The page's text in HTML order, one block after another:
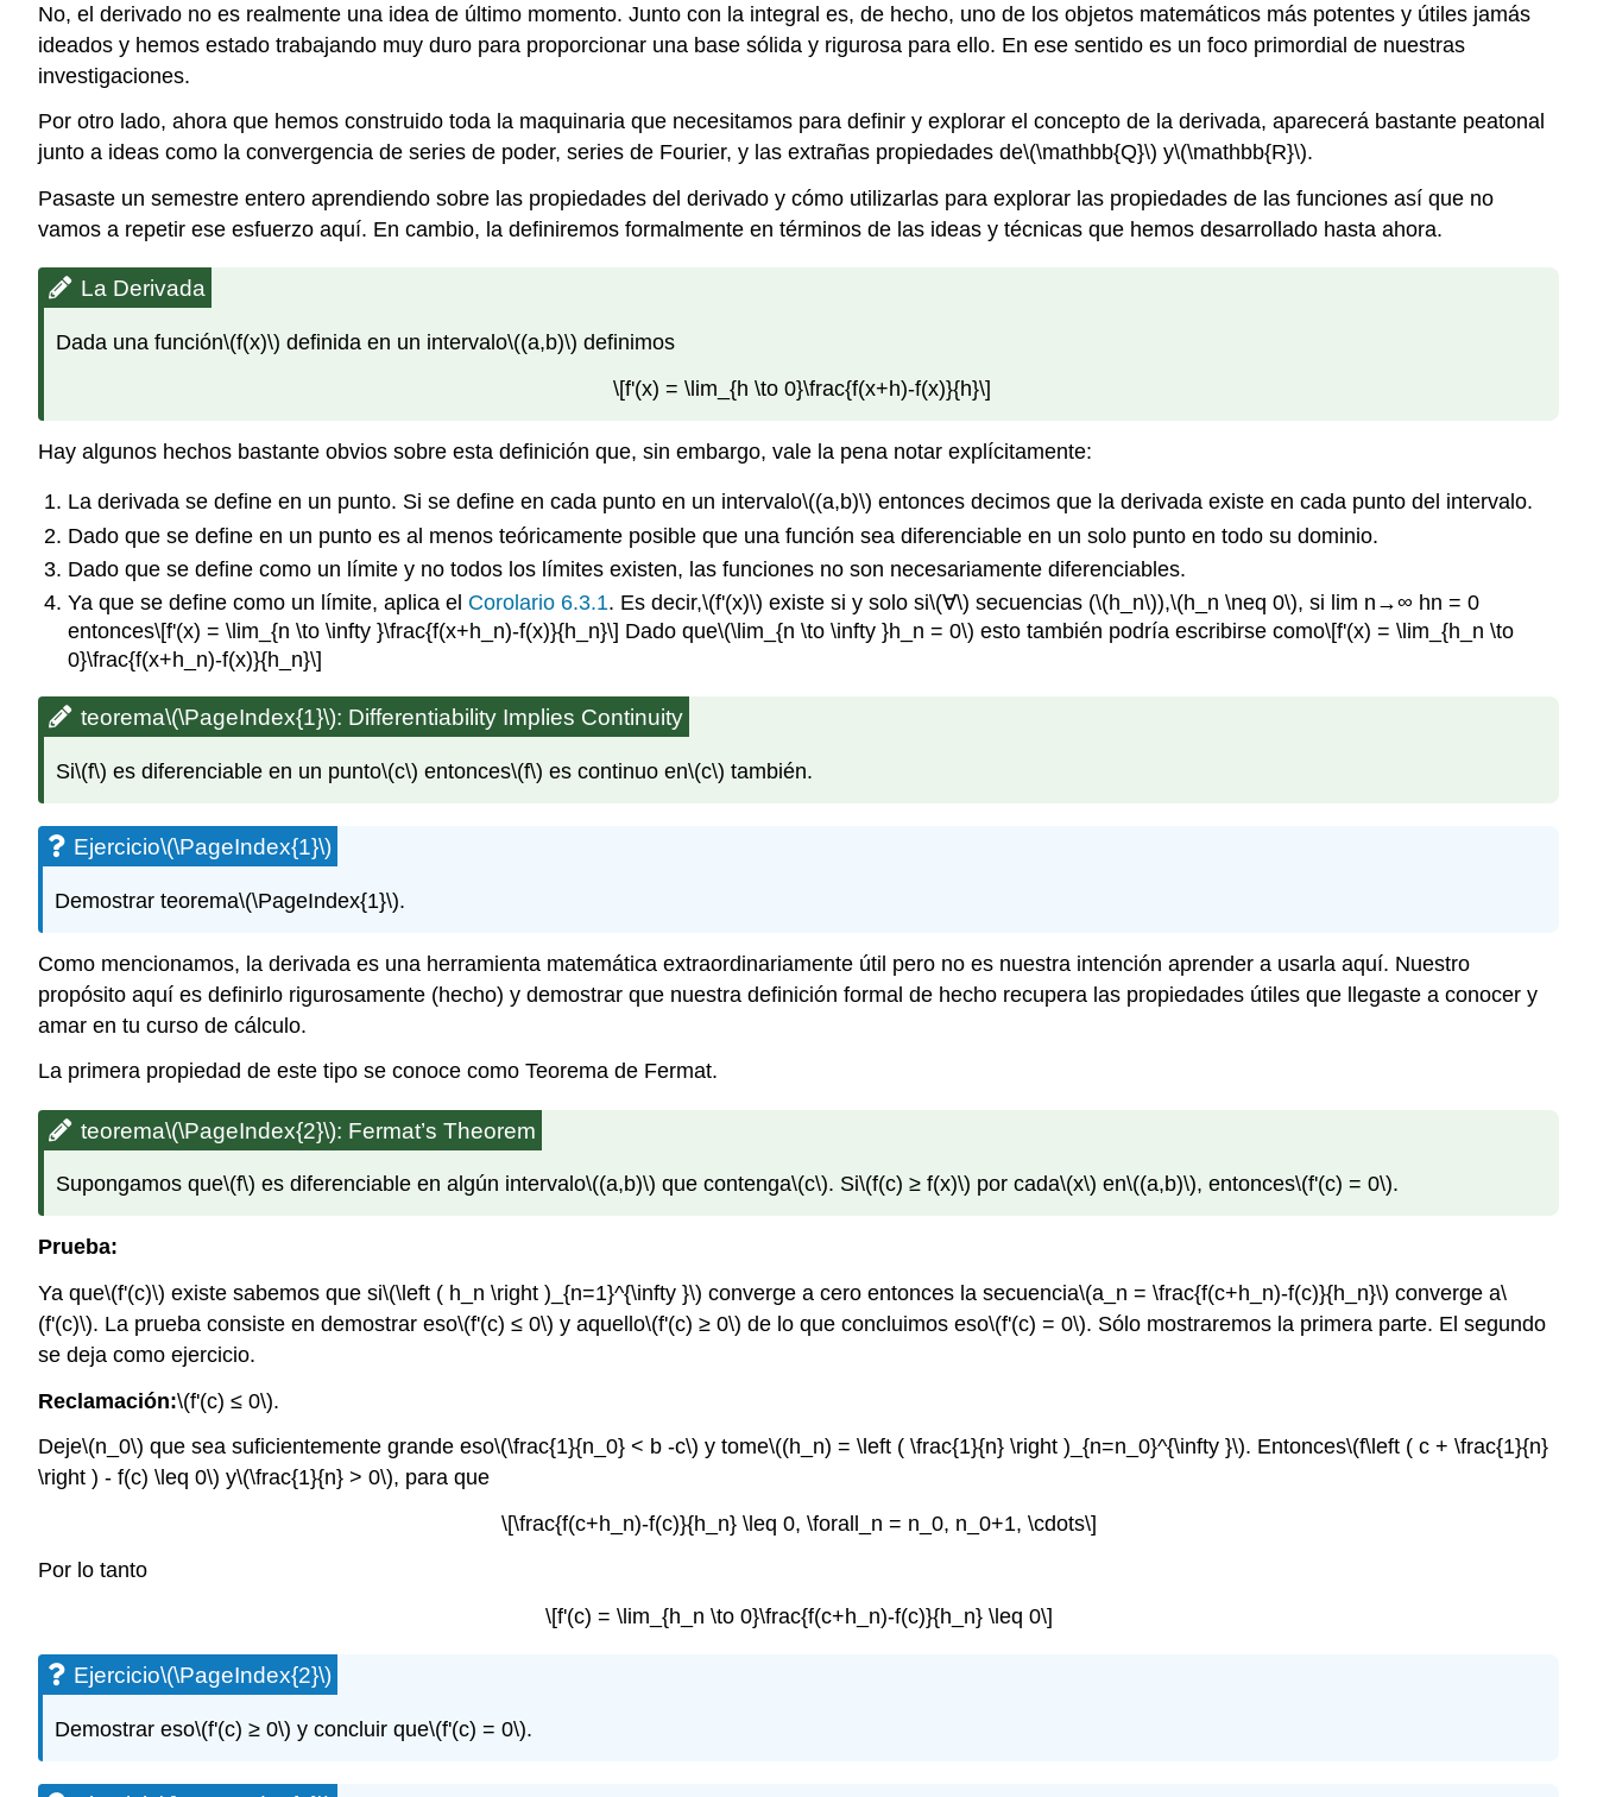
No, el derivado no es realmente una idea de último momento. Junto con la integral es, de hecho, uno de los objetos matemáticos más potentes y útiles jamás
ideados y hemos estado trabajando muy duro para proporcionar una base sólida y rigurosa para ello. En ese sentido es un foco primordial de nuestras
investigaciones.
Por otro lado, ahora que hemos construido toda la maquinaria que necesitamos para definir y explorar el concepto de la derivada, aparecerá bastante peatonal
junto a ideas como la convergencia de series de poder, series de Fourier, y las extrañas propiedades de\(\mathbb{Q}\) y\(\mathbb{R}\).
Pasaste un semestre entero aprendiendo sobre las propiedades del derivado y cómo utilizarlas para explorar las propiedades de las funciones así que no
vamos a repetir ese esfuerzo aquí. En cambio, la definiremos formalmente en términos de las ideas y técnicas que hemos desarrollado hasta ahora.
La Derivada
Dada una función\(f(x)\) definida en un intervalo\((a,b)\) definimos
\[f'(x) = \lim_{h \to 0}\frac{f(x+h)-f(x)}{h}\]
Hay algunos hechos bastante obvios sobre esta definición que, sin embargo, vale la pena notar explícitamente:
La derivada se define en un punto. Si se define en cada punto en un intervalo\((a,b)\) entonces decimos que la derivada existe en cada punto del intervalo.
Dado que se define en un punto es al menos teóricamente posible que una función sea diferenciable en un solo punto en todo su dominio.
Dado que se define como un límite y no todos los límites existen, las funciones no son necesariamente diferenciables.
Ya que se define como un límite, aplica el Corolario 6.3.1. Es decir,\(f'(x)\) existe si y solo si\(∀\) secuencias (\(h_n\)),\(h_n \neq 0\), si lim n→∞ hn = 0
entonces\[f'(x) = \lim_{n \to \infty }\frac{f(x+h_n)-f(x)}{h_n}\] Dado que\(\lim_{n \to \infty }h_n = 0\) esto también podría escribirse como\[f'(x) = \lim_{h_n \to
0}\frac{f(x+h_n)-f(x)}{h_n}\]
teorema\(\PageIndex{1}\): Differentiability Implies Continuity
Si\(f\) es diferenciable en un punto\(c\) entonces\(f\) es continuo en\(c\) también.
Ejercicio\(\PageIndex{1}\)
Demostrar teorema\(\PageIndex{1}\).
Como mencionamos, la derivada es una herramienta matemática extraordinariamente útil pero no es nuestra intención aprender a usarla aquí. Nuestro
propósito aquí es definirlo rigurosamente (hecho) y demostrar que nuestra definición formal de hecho recupera las propiedades útiles que llegaste a conocer y
amar en tu curso de cálculo.
La primera propiedad de este tipo se conoce como Teorema de Fermat.
teorema\(\PageIndex{2}\): Fermat’s Theorem
Supongamos que\(f\) es diferenciable en algún intervalo\((a,b)\) que contenga\(c\). Si\(f(c) ≥ f(x)\) por cada\(x\) en\((a,b)\), entonces\(f'(c) = 0\).
Prueba:
Ya que\(f'(c)\) existe sabemos que si\(\left ( h_n \right )_{n=1}^{\infty }\) converge a cero entonces la secuencia\(a_n = \frac{f(c+h_n)-f(c)}{h_n}\) converge a\
(f'(c)\). La prueba consiste en demostrar eso\(f'(c) ≤ 0\) y aquello\(f'(c) ≥ 0\) de lo que concluimos eso\(f'(c) = 0\). Sólo mostraremos la primera parte. El segundo
se deja como ejercicio.
Reclamación:\(f'(c) ≤ 0\).
Deje\(n_0\) que sea suficientemente grande eso\(\frac{1}{n_0} < b -c\) y tome\((h_n) = \left ( \frac{1}{n} \right )_{n=n_0}^{\infty }\). Entonces\(f\left ( c + \frac{1}{n}
\right ) - f(c) \leq 0\) y\(\frac{1}{n} > 0\), para que
\[\frac{f(c+h_n)-f(c)}{h_n} \leq 0, \forall_n = n_0, n_0+1, \cdots\]
Por lo tanto
\[f'(c) = \lim_{h_n \to 0}\frac{f(c+h_n)-f(c)}{h_n} \leq 0\]
Ejercicio\(\PageIndex{2}\)
Demostrar eso\(f'(c) ≥ 0\) y concluir que\(f'(c) = 0\).